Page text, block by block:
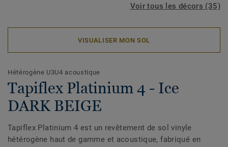
Voir tous les décors (35)
VISUALISER MON SOL
Hétérogène U3U4 acoustique
Tapiflex Platinium 4 - Ice
DARK BEIGE
Tapiflex Platinium 4 est un revêtement de sol vinyle
hétérogène haut de gamme et acoustique, fabriqué en